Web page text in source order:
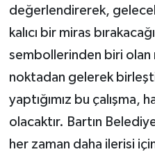
değerlendirerek,
kalıcı bir miras
sembollerinden biri olan
noktadan gelerek
yaptığımız bu çalışma,
olacaktır. Bartın
her zaman daha ilerisi